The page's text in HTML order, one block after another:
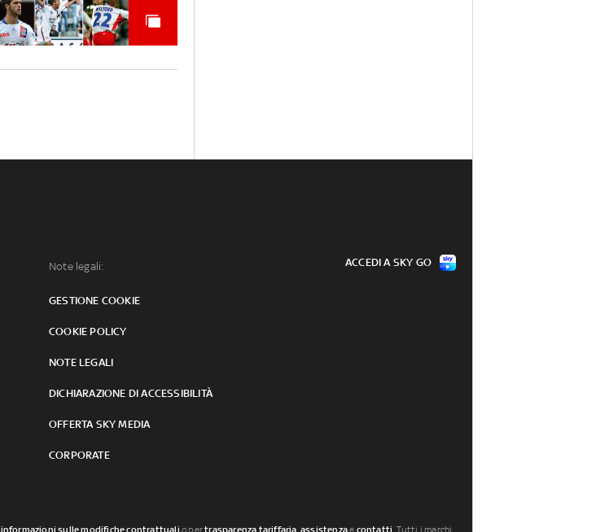
Note legali:
GESTIONE COOKIE
COOKIE POLICY
NOTE LEGALI
DICHIARAZIONE DI ACCESSIBILITÀ
OFFERTA SKY MEDIA
CORPORATE
ACCEDI A SKY GO